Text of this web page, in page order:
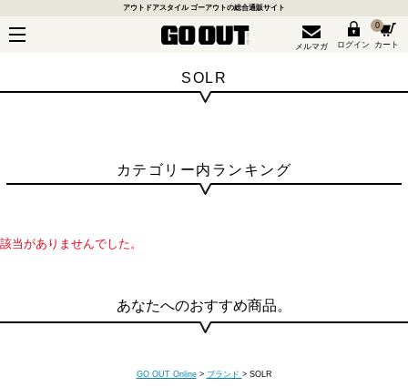
アウトドアスタイル ゴーアウトの総合通販サイト
メルマガ ログイン
0
カート
SOLR
カテゴリー内ランキング
該当がありませんでした。
あなたへのおすすめ商品。
GO OUT Online > ブランド > SOLR